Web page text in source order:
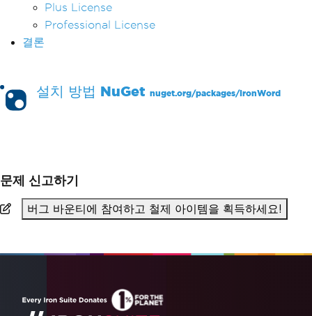
Plus License
Professional License
결론
설치 방법 NuGet nuget.org/packages/IronWord
문제 신고하기
버그 바운티에 참여하고 철제 아이템을 획득하세요!